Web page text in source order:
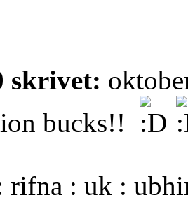
skrivet:
bucks!!
rifna : uk :